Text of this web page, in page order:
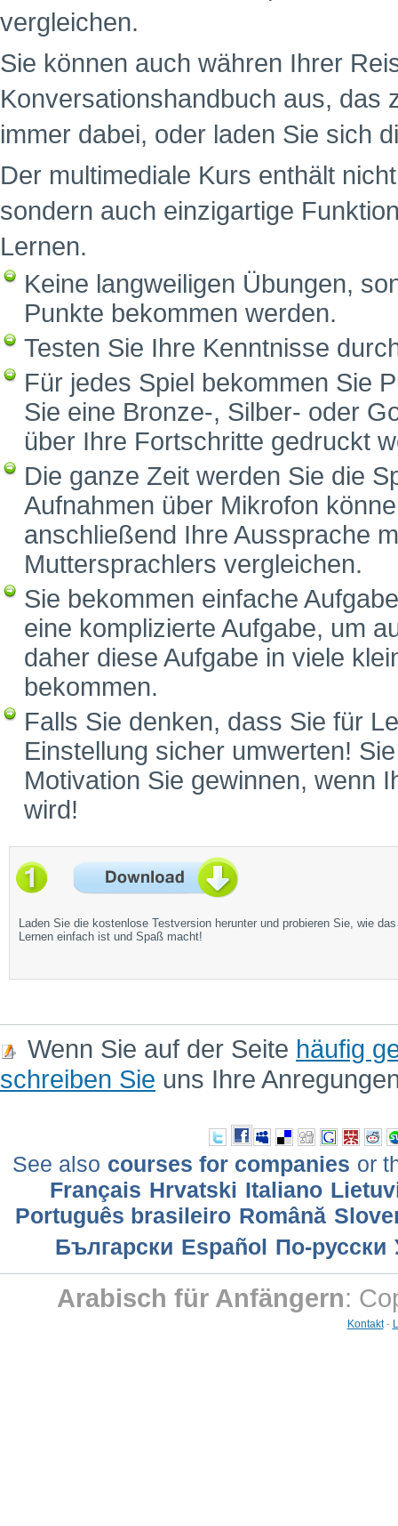
vergleichen.
Sie können auch währen Ihrer
Konversationshandbuch aus, das
immer dabei, oder laden Sie sich
Der multimediale Kurs enthält
sondern auch einzigartige
Lernen.
Keine langweiligen Übungen,
Punkte bekommen werden.
Testen Sie Ihre Kenntnisse
Für jedes Spiel bekommen Sie
Sie eine Bronze-, Silber- oder
über Ihre Fortschritte gedruckt
Die ganze Zeit werden Sie die
Aufnahmen über Mikrofon
anschließend Ihre Aussprache
Muttersprachlers vergleichen.
Sie bekommen einfache
eine komplizierte Aufgabe, um
daher diese Aufgabe in viele
bekommen.
Falls Sie denken, dass Sie für
Einstellung sicher umwerten!
Motivation Sie gewinnen, wenn
wird!
Laden Sie die kostenlose Testversion herunter und probieren Sie, wie das
Lernen einfach ist und Spaß macht!
Wenn Sie auf der Seite häufig
schreiben Sie uns Ihre
See also courses for companies or
Français Hrvatski Italiano
Português brasileiro Română
Български Еspañol По-русски
Arabisch für Anfängern:
Kontakt-